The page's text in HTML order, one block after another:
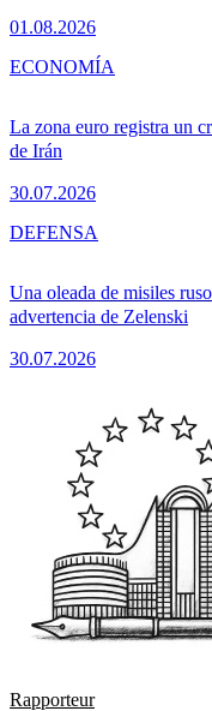
01.08.2026
La zona euro registra un
de Irán
30.07.2026
ECONOMÍA
Una oleada de misiles
advertencia de Zelenski
30.07.2026
DEFENSA
Rapporteur